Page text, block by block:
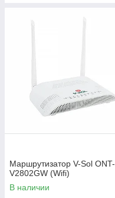
Маршрутизатор V-Sol ONT-
V2802GW (Wifi)
В наличии